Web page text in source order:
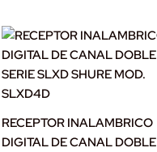
RECEPTOR INALAMBRICO
DIGITAL DE CANAL DOBLE